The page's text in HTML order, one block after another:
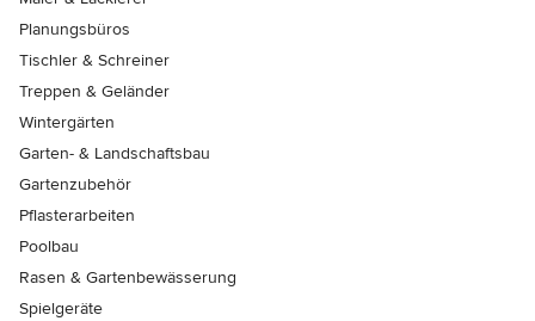
Planungsbüros
Tischler & Schreiner
Treppen & Geländer
Wintergärten
Garten- & Landschaftsbau
Gartenzubehör
Pflasterarbeiten
Poolbau
Rasen & Gartenbewässerung
Spielgeräte